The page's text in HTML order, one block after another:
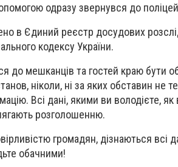
одразу звернувся до
в Єдиний реєстр досудових
кодексу України.
до мешканців та гостей краю бути
ніколи, ні за яких обставин не
Всі дані, якими ви володієте,
розголошенню.
громадян, дізнаються всі
обачними!